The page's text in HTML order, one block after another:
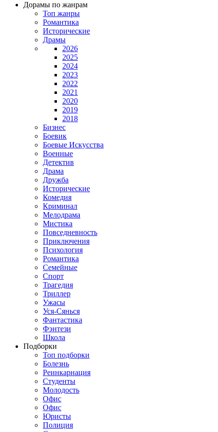
Дорамы по жанрам
Топ жанры
Романтика
Исторические
Драмы
2026
2025
2024
2023
2022
2021
2020
2019
2018
Бизнес
Боевик
Боевые Искусства
Военные
Детектив
Драма
Дружба
Исторические
Комедия
Криминал
Мелодрама
Мистика
Повседневность
Приключения
Психология
Романтика
Семейные
Спорт
Трагедия
Триллер
Ужасы
Уся-Сянься
Фантастика
Фэнтези
Школа
Подборки
Топ подборки
Болезнь
Реинкарнация
Студенты
Молодость
Офис
Офис
Юристы
Полиция